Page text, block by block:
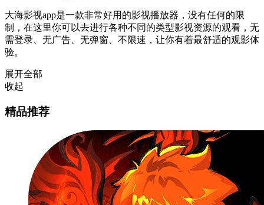
大海影视app是一款非常好用的影视播放器，没有任何的限
制，在这里你可以去进行各种不同的类型影视资源的观看，无
需登录、无广告、无弹窗、不限速，让你有着最舒适的观影体
验。
展开全部
收起
精品推荐